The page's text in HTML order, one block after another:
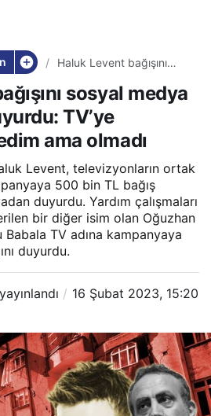
Haluk Levent bağışını
duyurdu: TV’ye
bağlanmak istedim ama
olmadı
sosyal medya
TV’ye
ama olmadı
Levent, televizyonların ortak
500 bin TL bağış
duyurdu. Yardım çalışmaları
bir diğer isim olan Oğuzhan
TV adına kampanyaya
duyurdu.
yayınlandı
16 Şubat 2023, 15:20